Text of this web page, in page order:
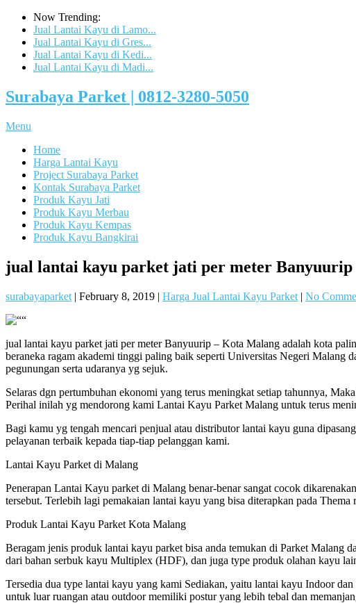
Now Trending:
Jual Lantai Kayu di Lamo...
Jual Lantai Kayu di Gres...
Jual Lantai Kayu di Kedi...
Jual Lantai Kayu di Madi...
Surabaya Parket | 0812-3280-5050
Menu
Home
Harga Lantai Kayu
Project Surabaya Parket
Kontak Surabaya Parket
Produk Kayu Jati
Produk Kayu Merbau
Produk Kayu Kempas
Produk Kayu Bangkirai
jual lantai kayu parket jati per meter Banyuurip
surabayaparket | February 8, 2019 | Harga Jual Lantai Kayu Parket | No
jual lantai kayu parket jati per meter Banyuurip – Kota Malang adalah kota
beraneka ragam akademi tinggi paling baik seperti Universitas Negeri
pegunungan serta udaranya yg sejuk.
Selaras dgn pertumbuhan ekonomi yang terus meningkat setiap tahunnya,
Perihal inilah yg mendorong kami Lantai Kayu Parket Malang untuk terus
Bagi kamu yg tengah mencari penjual atau distributor lantai kayu guna
pelayanan terbaik kepada tiap-tiap pelanggan kami.
Lantai Kayu Parket di Malang
Penerapan Lantai Kayu parket di Malang benar-benar sangat cocok
tersebut. Terlebih lagi pemakaian lantai kayu yang bisa diterapkan pada
Produk Lantai Kayu Parket Kota Malang
Beragam jenis produk lantai kayu parket bisa anda temukan di Parket Malang
dari bahan serbuk kayu Multiplex (HDF), dan juga type produk olahan kayu
Tersedia dua type lantai kayu yang kami Sediakan, yaitu lantai kayu Indoor
untuk luar ruangan atau outdoor memiliki postur yang lebih tebal dan